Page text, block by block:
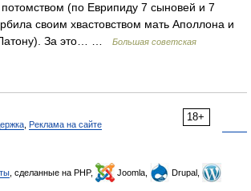
(по Еврипиду 7 сыновей и 7
своим хвастовством мать Аполлона и
За это… …
Большая советская
18+
Реклама на сайте
, сделанные на PHP, Joomla,
Drupal,